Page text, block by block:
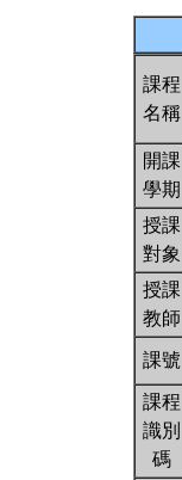
課程
名稱
開課
學期
授課
對象
授課
教師
課號
課程
識別
碼